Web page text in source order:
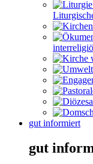
gut informiert
gut